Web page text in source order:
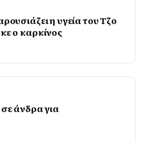
η υγεία του Τζο
ο καρκίνος
άνδρα για